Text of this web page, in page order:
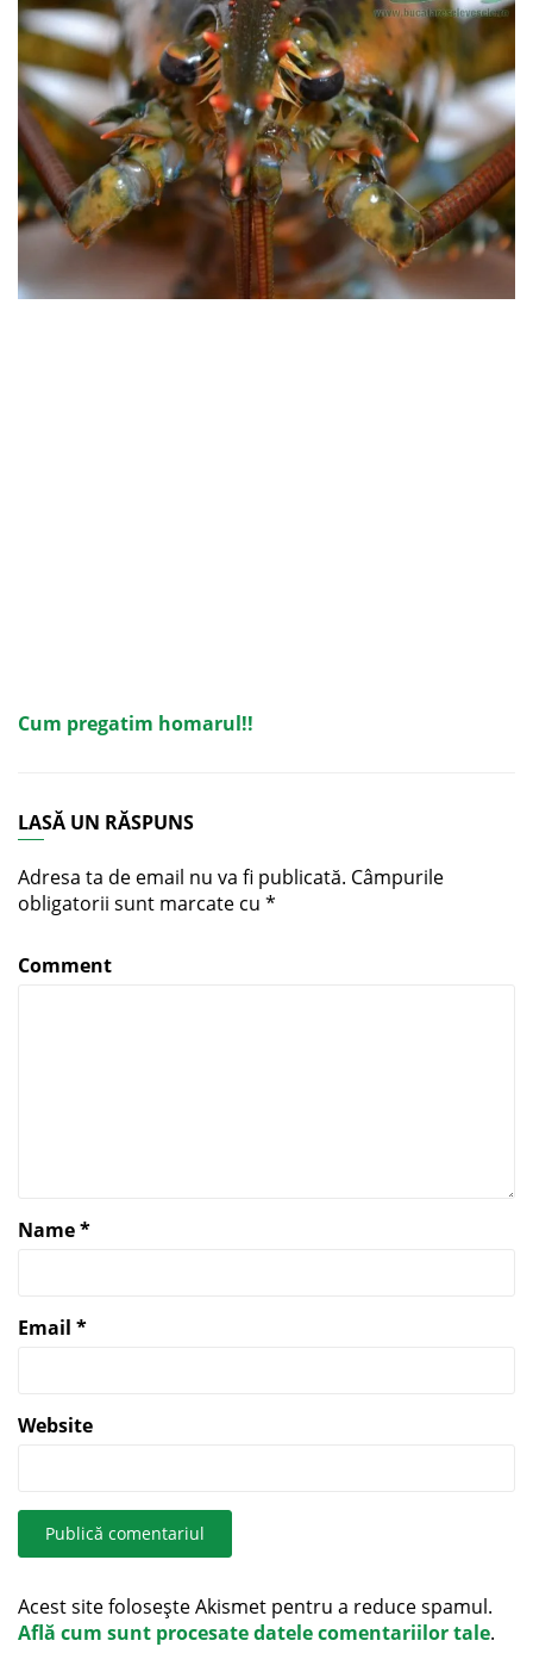
Cum pregatim homarul!!
LASĂ UN RĂSPUNS
Adresa ta de email nu va fi publicată. Câmpurile
obligatorii sunt marcate cu *
Comment
Name*
Email *
Website
Acest site folosește Akismet pentru a reduce spamul.
Află cum sunt procesate datele comentariilor tale.